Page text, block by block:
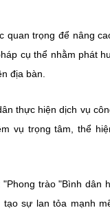
quan trọng để nâng
cụ thể nhằm phát
địa bàn.
thực hiện dịch vụ
vụ trọng tâm, thể
trào "Bình dân
sự lan tỏa mạnh